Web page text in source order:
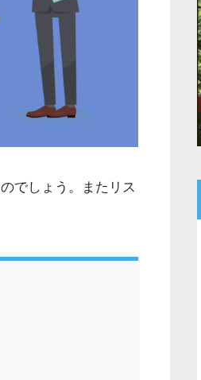
でしょう。またリス